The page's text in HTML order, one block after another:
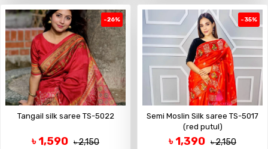
-26%
Tangail silk saree TS-5022
৳ 1,590 ৳ 2,150
-35%
Semi Moslin Silk saree TS-5017
(red putul)
৳ 1,390 ৳ 2,150